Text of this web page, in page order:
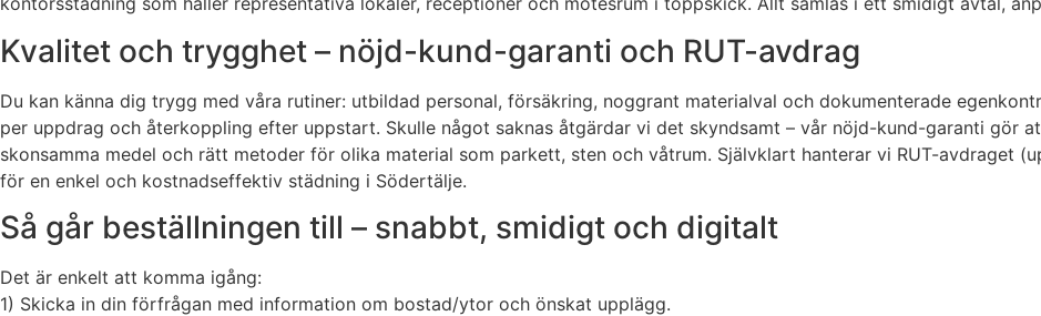
Kvalitet och trygghet – nöjd-kund-garanti och RUT-avdrag
Du kan känna dig trygg med våra rutiner: utbildad personal, försäkring, noggrant materialval och dokumenterade
per uppdrag och återkoppling efter uppstart. Skulle något saknas åtgärdar vi det skyndsamt – vår nöjd-kund-garanti gör
skonsamma medel och rätt metoder för olika material som parkett, sten och våtrum. Självklart hanterar vi RUT-avdraget
för en enkel och kostnadseffektiv städning i Södertälje.
Så går beställningen till – snabbt, smidigt och digitalt
Det är enkelt att komma igång:
1) Skicka in din förfrågan med information om bostad/ytor och önskat upplägg.